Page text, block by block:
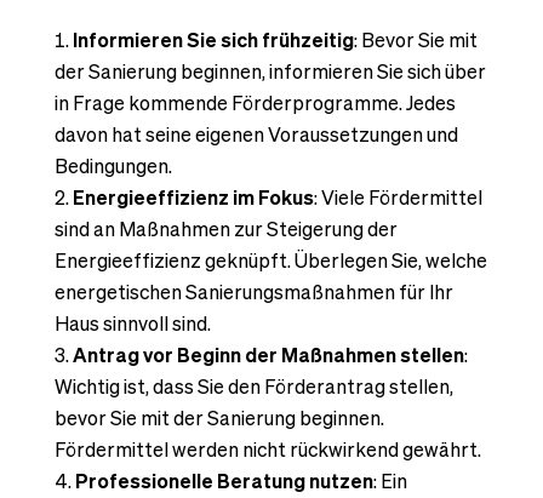
Informieren Sie sich frühzeitig: Bevor Sie mit
der Sanierung beginnen, informieren Sie sich über
in Frage kommende Förderprogramme. Jedes
davon hat seine eigenen Voraussetzungen und
Bedingungen.
Energieeffizienz im Fokus: Viele Fördermittel
sind an Maßnahmen zur Steigerung der
Energieeffizienz geknüpft. Überlegen Sie, welche
energetischen Sanierungsmaßnahmen für Ihr
Haus sinnvoll sind.
Antrag vor Beginn der Maßnahmen stellen:
Wichtig ist, dass Sie den Förderantrag stellen,
bevor Sie mit der Sanierung beginnen.
Fördermittel werden nicht rückwirkend gewährt.
Professionelle Beratung nutzen: Ein